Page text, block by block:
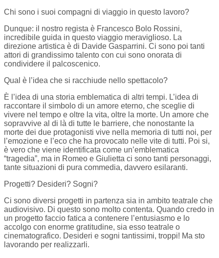
Chi sono i suoi compagni di viaggio in questo lavoro?
Dunque: il nostro regista è Francesco Bolo Rossini,
incredibile guida in questo viaggio meraviglioso. La
direzione artistica è di Davide Gasparrini. Ci sono poi tanti
attori di grandissimo talento con cui sono onorata di
condividere il palcoscenico.
Qual è l’idea che si racchiude nello spettacolo?
È l’idea di una storia emblematica di altri tempi. L’idea di
raccontare il simbolo di un amore eterno, che sceglie di
vivere nel tempo e oltre la vita, oltre la morte. Un amore che
sopravvive al di là di tutte le barriere, che nonostante la
morte dei due protagonisti vive nella memoria di tutti noi, per
l’emozione e l’eco che ha provocato nelle vite di tutti. Poi si,
è vero che viene identificata come un’emblematica
“tragedia”, ma in Romeo e Giulietta ci sono tanti personaggi,
tante situazioni di pura commedia, davvero esilaranti.
Progetti? Desideri? Sogni?
Ci sono diversi progetti in partenza sia in ambito teatrale che
audiovisivo. Di questo sono molto contenta. Quando credo in
un progetto faccio fatica a contenere l’entusiasmo e lo
accolgo con enorme gratitudine, sia esso teatrale o
cinematografico. Desideri e sogni tantissimi, troppi! Ma sto
lavorando per realizzarli.